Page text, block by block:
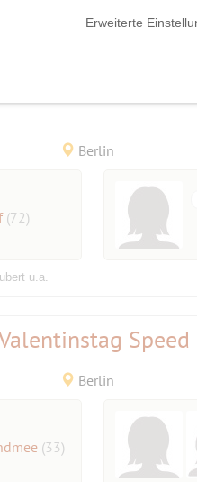
Erweiterte
Berlin
(72)
u.a.
Speed
Berlin
(33)